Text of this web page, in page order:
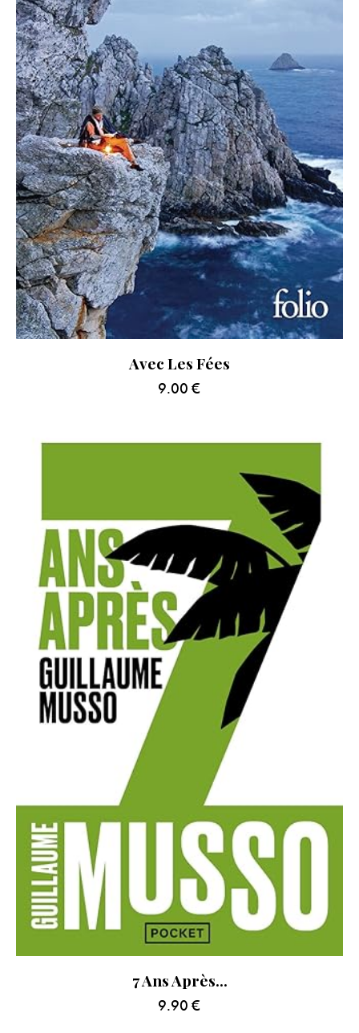
Avec Les Fées
9.00 €
7 Ans Après…
9.90 €